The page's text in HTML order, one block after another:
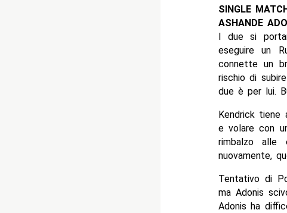
SINGLE
ASHANDE
I due si
eseguire un
connette un
rischio di
due è per lui.
Kendrick tiene
e volare con
rimbalzo alle
nuovamente,
Tentativo di
ma Adonis
Adonis ha